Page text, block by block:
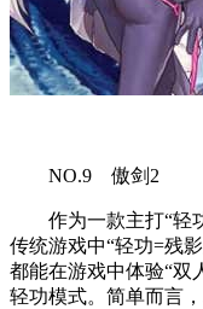
NO.9 傲剑2
作为一款主打“轻功
传统游戏中“轻功=残
都能在游戏中体验“双
轻功模式。简单而言